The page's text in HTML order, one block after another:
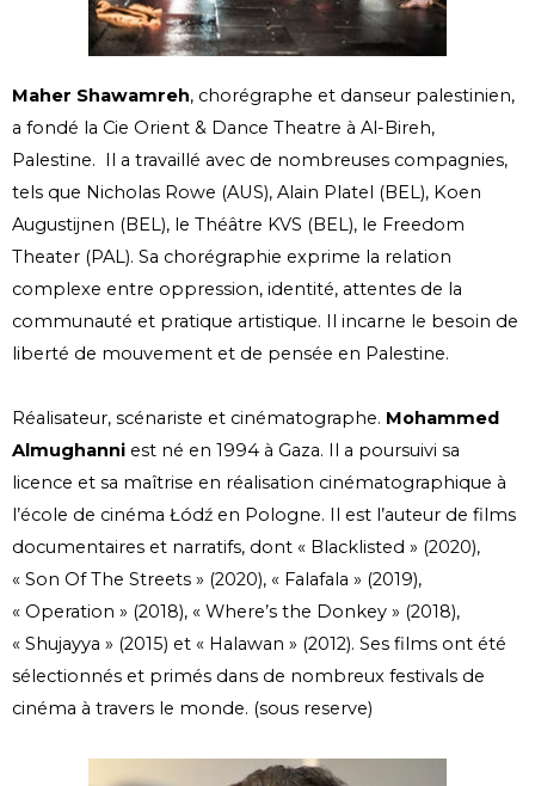
Maher Shawamreh, chorégraphe et danseur palestinien,
a fondé la Cie Orient & Dance Theatre à Al-Bireh,
Palestine. Il a travaillé avec de nombreuses compagnies,
tels que Nicholas Rowe (AUS), Alain Platel (BEL), Koen
Augustijnen (BEL), le Théâtre KVS (BEL), le Freedom
Theater (PAL). Sa chorégraphie exprime la relation
complexe entre oppression, identité, attentes de la
communauté et pratique artistique. Il incarne le besoin de
liberté de mouvement et de pensée en Palestine.
Réalisateur, scénariste et cinématographe. Mohammed
Almughanni est né en 1994 à Gaza. Il a poursuivi sa
licence et sa maîtrise en réalisation cinématographique à
l’école de cinéma Łódź en Pologne. Il est l’auteur de films
documentaires et narratifs, dont « Blacklisted » (2020),
« Son Of The Streets » (2020), « Falafala » (2019),
« Operation » (2018), « Where’s the Donkey » (2018),
« Shujayya » (2015) et « Halawan » (2012). Ses films ont été
sélectionnés et primés dans de nombreux festivals de
cinéma à travers le monde. (sous reserve)